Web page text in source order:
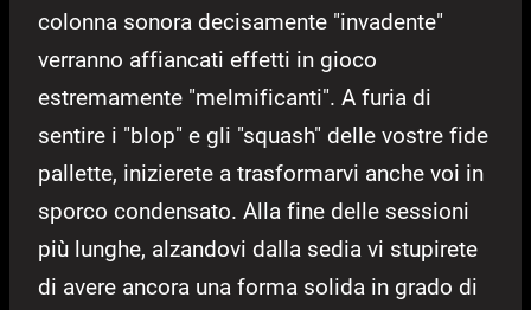
colonna sonora decisamente "invadente"
verranno affiancati effetti in gioco
estremamente "melmificanti". A furia di
sentire i "blop" e gli "squash" delle vostre fide
pallette, inizierete a trasformarvi anche voi in
sporco condensato. Alla fine delle sessioni
più lunghe, alzandovi dalla sedia vi stupirete
di avere ancora una forma solida in grado di